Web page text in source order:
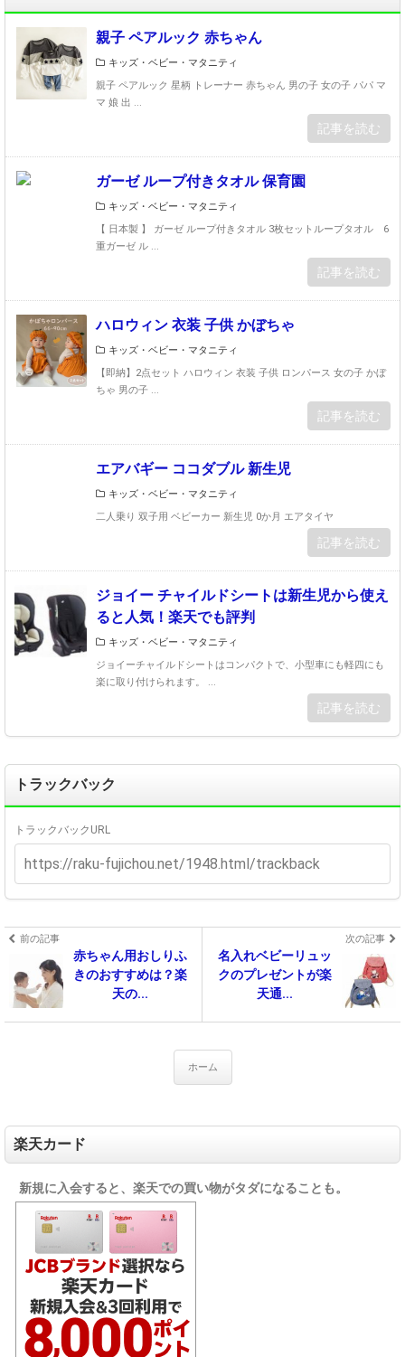
親子 ペアルック 赤ちゃん
キッズ・ベビー・マタニティ
親子 ペアルック 星柄 トレーナー 赤ちゃん 男の子 女の子 パパ マ
マ 娘 出 ...
記事を読む
ガーゼ ループ付きタオル 保育園
キッズ・ベビー・マタニティ
【 日本製 】 ガーゼ ループ付きタオル 3枚セットループタオル 6
重ガーゼ ル ...
記事を読む
ハロウィン 衣装 子供 かぼちゃ
キッズ・ベビー・マタニティ
【即納】2点セット ハロウィン 衣装 子供 ロンパース 女の子 かぼ
ちゃ 男の子 ...
記事を読む
エアバギー ココダブル 新生児
キッズ・ベビー・マタニティ
二人乗り 双子用 ベビーカー 新生児 0か月 エアタイヤ
記事を読む
ジョイー チャイルドシートは新生児から使え
ると人気！楽天でも評判
キッズ・ベビー・マタニティ
ジョイーチャイルドシートはコンパクトで、小型車にも軽四にも
楽に取り付けられます。 ...
記事を読む
トラックバック
トラックバックURL
前の記事
赤ちゃん用おしりふ
きのおすすめは？楽
天の...
次の記事
名入れベビーリュッ
クのプレゼントが楽
天通...
ホーム
楽天カード
新規に入会すると、楽天での買い物がタダになることも。